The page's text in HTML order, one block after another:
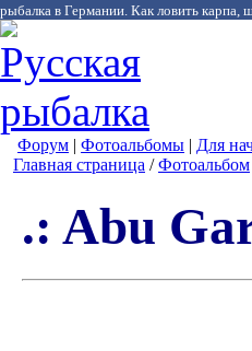
рыбалка в Германии. Как ловить
Форум | Фотоальбомы | Для
Главная страница /Фотоальбом
.: Abu